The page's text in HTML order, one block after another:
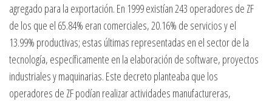
agregado para la exportación. En 1999 existían 243 operadores de ZF
de los que el 65.84% eran comerciales, 20.16% de servicios y el
13.99% productivas; estas últimas representadas en el sector de la
tecnología, específicamente en la elaboración de software, proyectos
industriales y maquinarias. Este decreto planteaba que los
operadores de ZF podían realizar actividades manufactureras,